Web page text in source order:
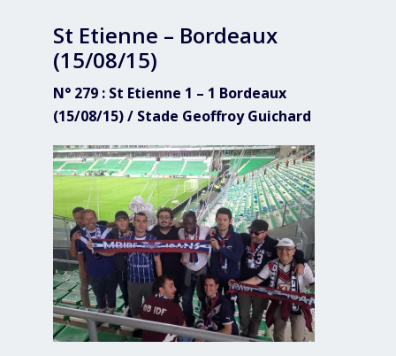
St Etienne – Bordeaux
(15/08/15)
N° 279 : St Etienne 1 – 1 Bordeaux
(15/08/15) / Stade Geoffroy Guichard